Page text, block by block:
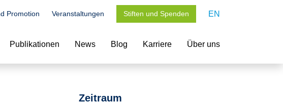
Promotion Veranstaltungen Stiften und Spenden EN
Publikationen News Blog Karriere Über uns
Zeitraum